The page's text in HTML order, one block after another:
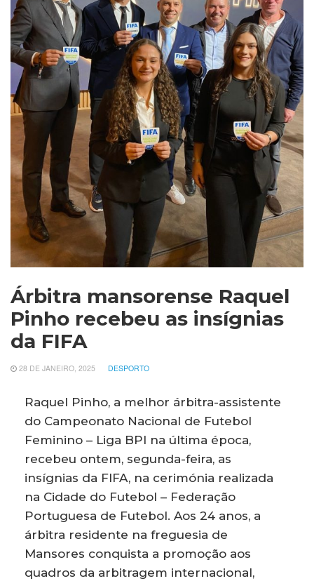
Árbitra mansorense Raquel
Pinho recebeu as insígnias
da FIFA
28 DE JANEIRO, 2025 DESPORTO
Raquel Pinho, a melhor árbitra-assistente
do Campeonato Nacional de Futebol
Feminino – Liga BPI na última época,
recebeu ontem, segunda-feira, as
insígnias da FIFA, na cerimónia realizada
na Cidade do Futebol – Federação
Portuguesa de Futebol. Aos 24 anos, a
árbitra residente na freguesia de
Mansores conquista a promoção aos
quadros da arbitragem internacional,